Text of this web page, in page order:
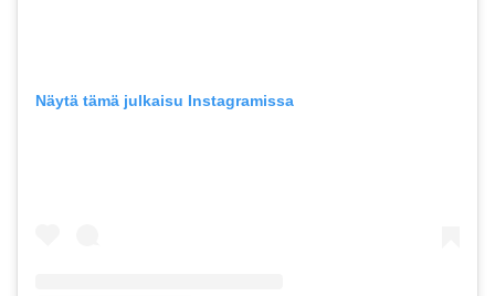
Näytä tämä julkaisu Instagramissa